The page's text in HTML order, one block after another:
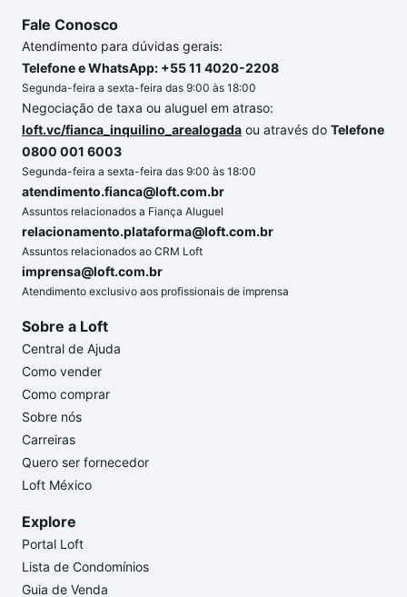
Fale Conosco
Atendimento para dúvidas gerais:
Telefone e WhatsApp: +55 11 4020-2208
Segunda-feira a sexta-feira das 9:00 às 18:00
Negociação de taxa ou aluguel em atraso:
loft.vc/fianca_inquilino_arealogada ou através do Telefone
0800 001 6003
Segunda-feira a sexta-feira das 9:00 às 18:00
atendimento.fianca@loft.com.br
Assuntos relacionados a Fiança Aluguel
relacionamento.plataforma@loft.com.br
Assuntos relacionados ao CRM Loft
imprensa@loft.com.br
Atendimento exclusivo aos profissionais de imprensa
Sobre a Loft
Central de Ajuda
Como vender
Como comprar
Sobre nós
Carreiras
Quero ser fornecedor
Loft México
Explore
Portal Loft
Lista de Condomínios
Guia de Venda